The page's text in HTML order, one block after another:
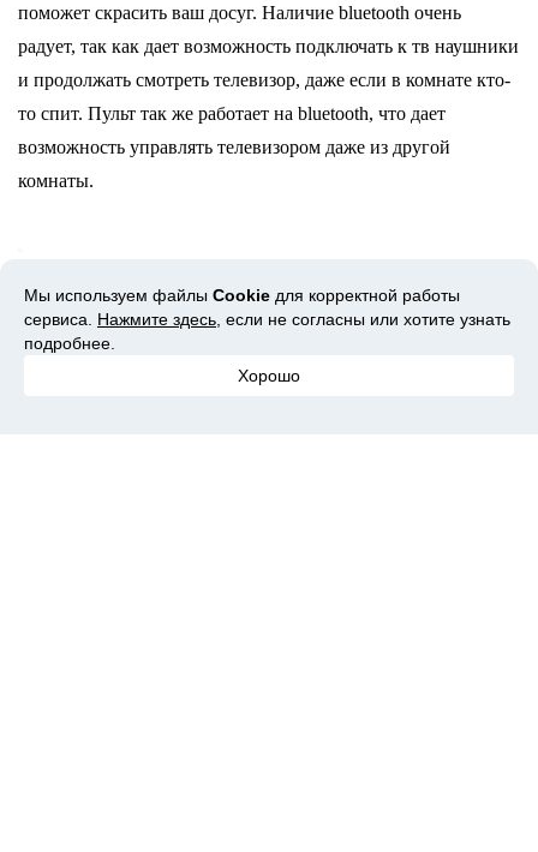
поможет скрасить ваш досуг. Наличие bluetooth очень
радует, так как дает возможность подключать к тв наушники
и продолжать смотреть телевизор, даже если в комнате кто-
то спит. Пульт так же работает на bluetooth, что дает
возможность управлять телевизором даже из другой
комнаты.
Мы используем файлы Cookie для корректной работы
сервиса. Нажмите здесь , если не согласны или хотите узнать
подробнее.
Хорошо